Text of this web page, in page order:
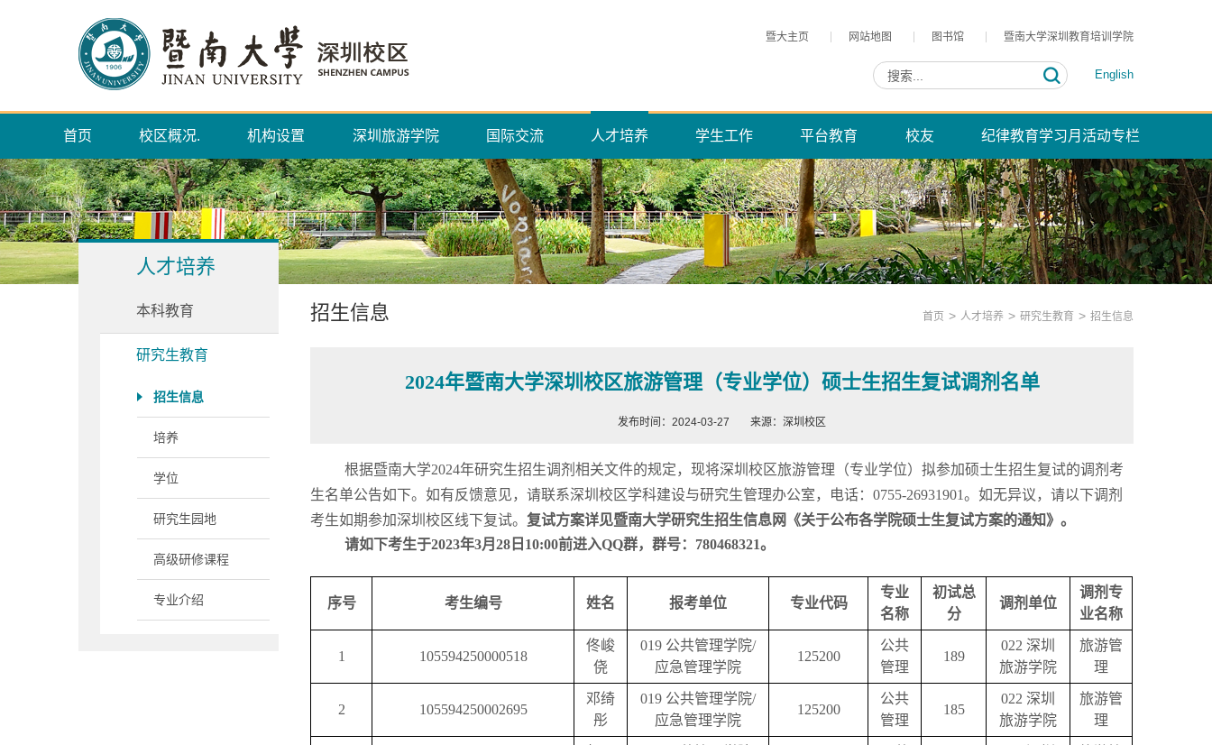
暨大主页 网站地图 图书馆 暨南大学深圳教育培训学院
English
首页 校区概况. 机构设置 深圳旅游学院 国际交流 人才培养 学生工作 平台教育 校友 纪律教育学习月活动专栏
人才培养
本科教育
研究生教育
招生信息
培养
学位
研究生园地
高级研修课程
专业介绍
招生信息 首页 > 人才培养 > 研究生教育 > 招生信息
2024年暨南大学深圳校区旅游管理（专业学位）硕士生招生复试调剂名单
发布时间：2024-03-27 来源：深圳校区
根据暨南大学2024年研究生招生调剂相关文件的规定，现将深圳校区旅游管理（专业学位）拟参加硕士生招生复试的调剂考
生名单公告如下。如有反馈意见，请联系深圳校区学科建设与研究生管理办公室，电话：0755-26931901。如无异议，请以下调剂
考生如期参加深圳校区线下复试。 复试方案详见暨南大学研究生招生信息网《关于公布各学院硕士生复试方案的通知》。
请如下考生于2023年3月 28日 10:00前进入QQ群，群号： 780468321。
序号 考生编号 姓名 报考单位 专业代码
专业
名称
初试总
分
调剂单位
调剂专
业名称
1 105594250000518
佟峻
侥
019 公共管理学院/
应急管理学院
125200
公共
管理
189
022深圳
旅游学院
旅游管
理
2 105594250002695
邓绮
彤
019 公共管理学院/
应急管理学院
125200
公共
管理
185
022深圳
旅游学院
旅游管
理